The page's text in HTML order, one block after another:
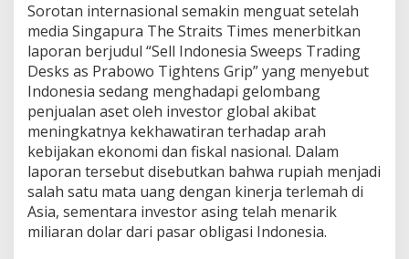
A
R
A
S
I
G
L
O
B
A
L
M
E
L
Sorotan internasional semakin menguat setelah
media Singapura The Straits Times menerbitkan
laporan berjudul “Sell Indonesia Sweeps Trading
Desks as Prabowo Tightens Grip” yang menyebut
Indonesia sedang menghadapi gelombang
penjualan aset oleh investor global akibat
meningkatnya kekhawatiran terhadap arah
kebijakan ekonomi dan fiskal nasional. Dalam
laporan tersebut disebutkan bahwa rupiah menjadi
salah satu mata uang dengan kinerja terlemah di
Asia, sementara investor asing telah menarik
miliaran dolar dari pasar obligasi Indonesia.